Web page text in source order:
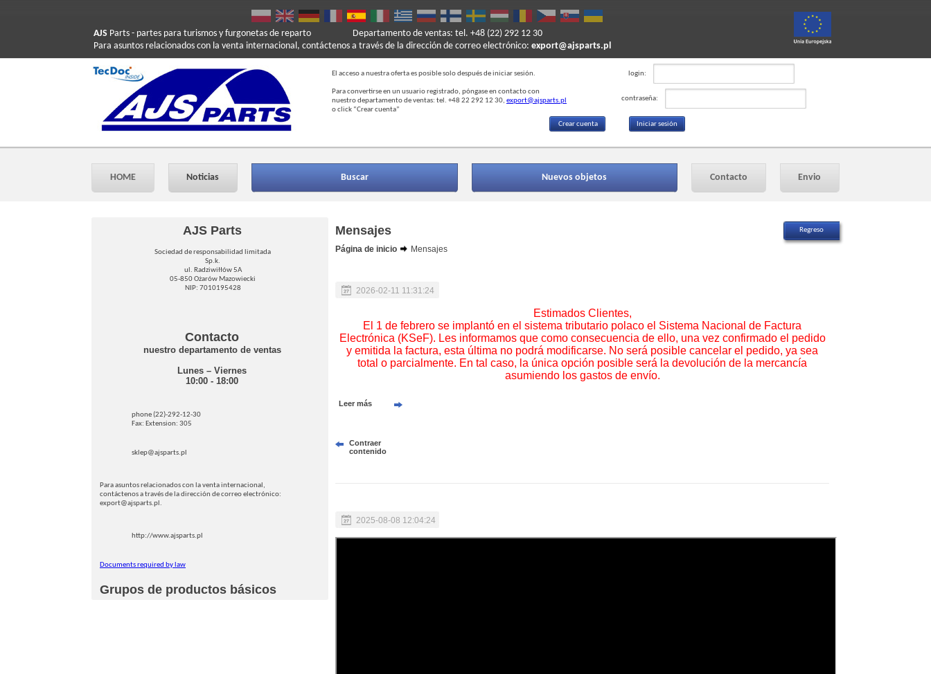
AJS Parts - partes para turismos y furgonetas de reparto
Para asuntos relacionados con la venta internacional, contáctenos a través de la dirección de correo electrónico: export@ajsparts.pl
Departamento de ventas: tel. +48 (22) 292 12 30
El acceso a nuestra oferta es posible solo después de iniciar sesión.
Para convertirse en un usuario registrado, póngase en contacto con
nuestro departamento de ventas: tel. +48 22 292 12 30, export@ajsparts.pl
o click “Crear cuenta”
login:
contraseña:
Crear cuenta
HOME Noticias Buscar Nuevos objetos Contacto Envio
AJS Parts
Sociedad de responsabilidad limitada
Sp.k.
ul. Radziwiłłów 5A
05-850 Ożarów Mazowiecki
NIP: 7010195428
Contacto
nuestro departamento de ventas
Lunes – Viernes
10:00 - 18:00
phone (22)-292-12-30
Fax: Extension: 305
sklep@ajsparts.pl
Para asuntos relacionados con la venta internacional,
contáctenos a través de la dirección de correo electrónico:
export@ajsparts.pl.
http://www.ajsparts.pl
Documents required by law
Grupos de productos básicos
Mensajes
Página de inicio Mensajes
2026-02-11 11:31:24
Estimados Clientes,
El 1 de febrero se implantó en el sistema tributario polaco el Sistema Nacional de Factura
Electrónica (KSeF). Les informamos que como consecuencia de ello, una vez confirmado el pedido
y emitida la factura, esta última no podrá modificarse. No será posible cancelar el pedido, ya sea
total o parcialmente. En tal caso, la única opción posible será la devolución de la mercancía
asumiendo los gastos de envío.
Leer más
Contraer
contenido
2025-08-08 12:04:24